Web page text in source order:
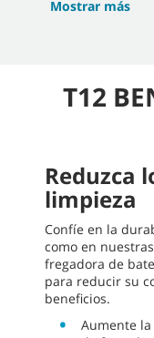
Mostrar más
T12
Reduzca
limpieza
Confíe en la
como en
fregadora de
para reducir su
beneficios.
Aumente